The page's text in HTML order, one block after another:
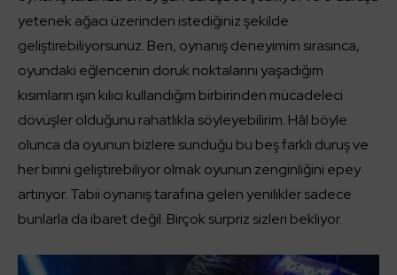
yetenek ağacı üzerinden istediğiniz şekilde
geliştirebiliyorsunuz. Ben, oynanış deneyimim sırasınca,
oyundaki eğlencenin doruk noktalarını yaşadığım
kısımların ışın kılıcı kullandığım birbirinden mücadeleci
dövüşler olduğunu rahatlıkla söyleyebilirim. Hâl böyle
olunca da oyunun bizlere sunduğu bu beş farklı duruş ve
her birini geliştirebiliyor olmak oyunun zenginliğini epey
artırıyor. Tabii oynanış tarafına gelen yenilikler sadece
bunlarla da ibaret değil. Birçok sürpriz sizleri bekliyor.